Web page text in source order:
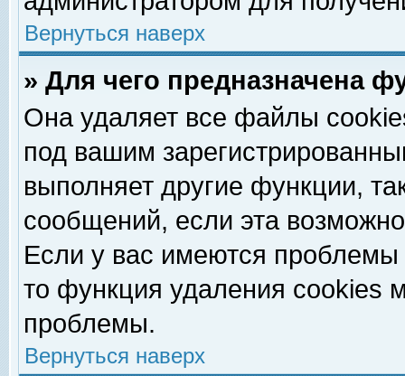
Вернуться наверх
» Для чего предназначена
Она удаляет все файлы
под вашим
выполняет другие функции,
сообщений, если эта
Если у вас имеются
то функция удаления cookies
проблемы.
Вернуться наверх